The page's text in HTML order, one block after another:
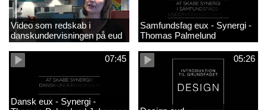
Video som redskab i
danskundervisningen på eud
Samfundsfag eux - Synergi -
Thomas Palmelund
07:45
Dansk eux - Synergi -
05:26